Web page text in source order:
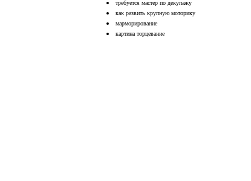
требуется мастер по декупажу
как развить крупную моторику
марморирование
картина торцевание